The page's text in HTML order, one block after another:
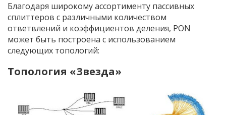
Благодаря широкому ассортименту пассивных
сплиттеров с различными количеством
ответвлений и коэффициентов деления, PON
может быть построена с использованием
следующих топологий:
Топология «Звезда»